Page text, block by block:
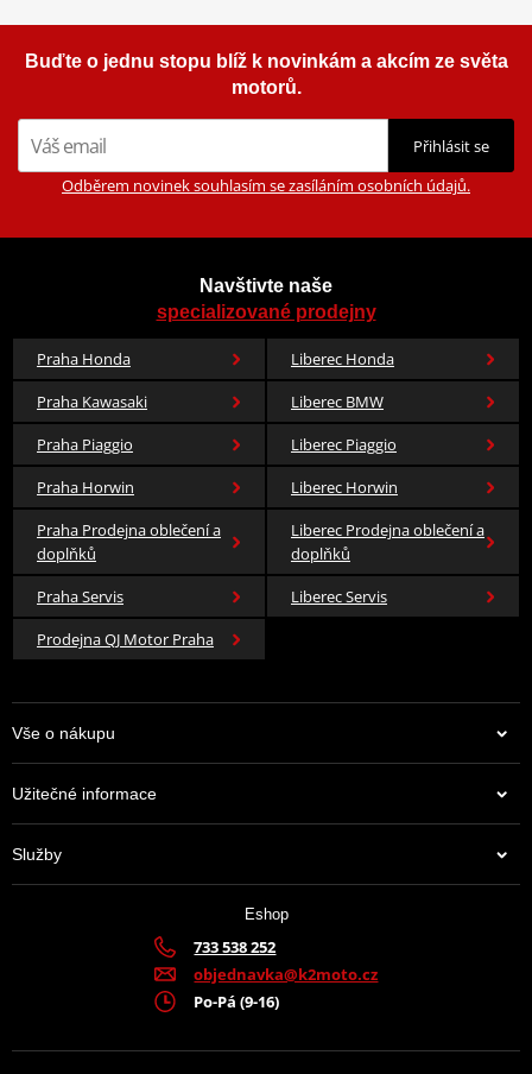
Buďte o jednu stopu blíž k novinkám a akcím ze světa
motorů.
Přihlásit se
Odběrem novinek souhlasím se zasíláním osobních údajů.
Navštivte naše
specializované prodejny
Praha Honda
Liberec Honda
Praha Kawasaki
Liberec BMW
Praha Piaggio
Liberec Piaggio
Praha Horwin
Liberec Horwin
Praha Prodejna oblečení a
doplňků
Liberec Prodejna oblečení a
doplňků
Praha Servis
Liberec Servis
Prodejna QJ Motor Praha
Vše o nákupu
Užitečné informace
Služby
Eshop
733 538 252
objednavka@k2moto.cz
Po-Pá (9-16)